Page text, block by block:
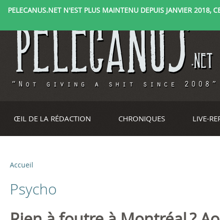
PELECANUS.NET N'EST PLUS MAINTENU DEPUIS JANVIER 2018,
ŒIL DE LA RÉDACTION CHRONIQUES LIVE-
V
o
u
Accueil
Psycho